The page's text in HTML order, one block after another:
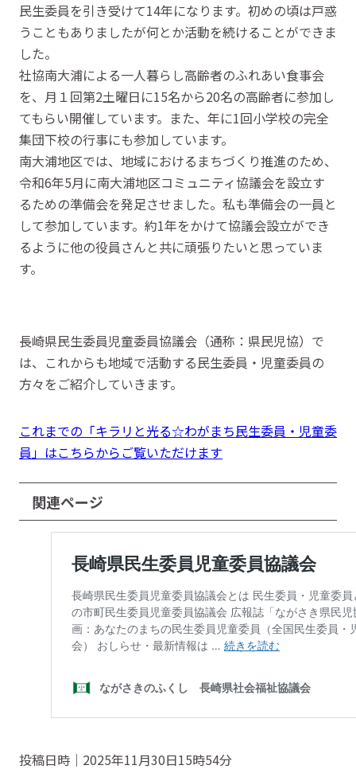
民生委員を引き受けて14年になります。初めの頃は戸惑
うこともありましたが何とか活動を続けることができま
した。
社協南大浦による一人暮らし高齢者のふれあい食事会
を、月１回第2土曜日に15名から20名の高齢者に参加し
てもらい開催しています。また、年に1回小学校の完全
集団下校の行事にも参加しています。
南大浦地区では、地域におけるまちづくり推進のため、
令和6年5月に南大浦地区コミュニティ協議会を設立す
るための準備会を発足させました。私も準備会の一員と
して参加しています。約1年をかけて協議会設立ができ
るように他の役員さんと共に頑張りたいと思っていま
す。
長崎県民生委員児童委員協議会（通称：県民児協）で
は、これからも地域で活動する民生委員・児童委員の
方々をご紹介していきます。
これまでの「キラリと光る☆わがまち民生委員・児童委
員」はこちらからご覧いただけます
関連ページ
投稿日時｜2025年11月30日15時54分